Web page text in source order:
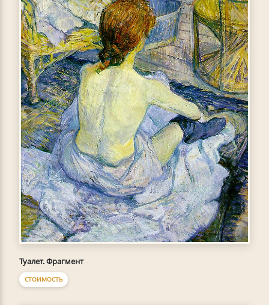
Туалет. Фрагмент
СТОИМОСТЬ